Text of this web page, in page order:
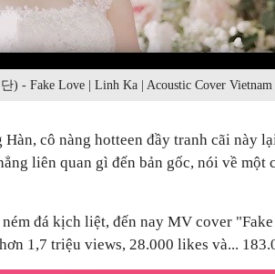
) - Fake Love | Linh Ka | Acoustic Cover
cô nàng hotteen đầy tranh cãi này
liên quan gì đến bản gốc, nói về một
ném đá kịch liệt, đến nay MV cover
1,7 triệu views, 28.000 likes và...